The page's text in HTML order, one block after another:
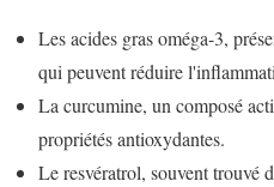
Les acides gras oméga-3,
qui peuvent réduire
La curcumine, un composé
propriétés antioxydantes.
Le resvératrol, souvent trouvé